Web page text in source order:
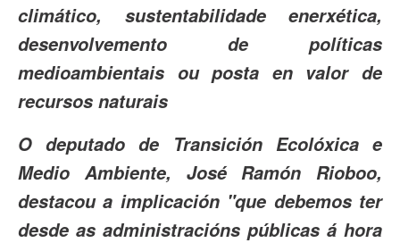
climático, sustentabilidade enerxética,
desenvolvemento de políticas
medioambientais ou posta en valor de
recursos naturais
O deputado de Transición Ecolóxica e
Medio Ambiente, José Ramón Rioboo,
destacou a implicación "que debemos ter
desde as administracións públicas á hora